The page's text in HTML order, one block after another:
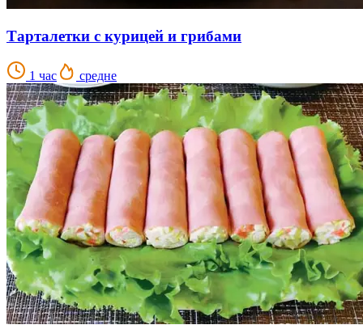
Тарталетки с курицей и грибами
1 час средне